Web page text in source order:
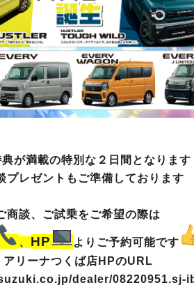
が満載の特別な２日間となります
プレゼントもご準備しております
商談、ご試乗をご希望の際は
、 HP
よりご予約可能です
アリーナつくば店HPのURL
dealer/08220951.sj-